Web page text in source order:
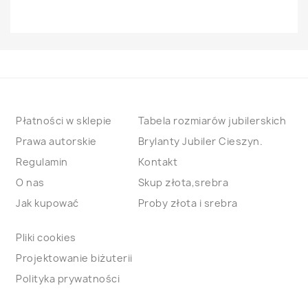
Płatności w sklepie
Prawa autorskie
Regulamin
O nas
Jak kupować
Tabela rozmiarów jubilerskich
Brylanty Jubiler Cieszyn.
Kontakt
Skup złota,srebra
Proby złota i srebra
Pliki cookies
Projektowanie biżuterii
Polityka prywatności